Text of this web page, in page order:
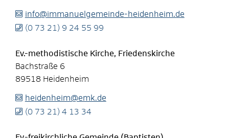
info@immanuelgemeinde-heidenheim.de
(0 73 21) 9 24 55 99
Ev.-methodistische Kirche, Friedenskirche
Bachstraße 6
89518 Heidenheim
heidenheim@emk.de
(0 73 21) 4 13 34